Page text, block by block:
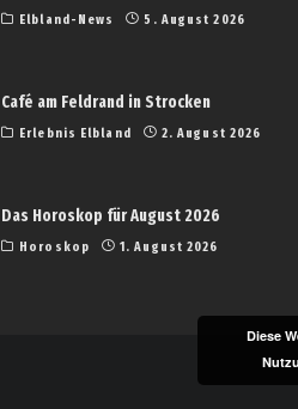
Elbland-News 5. August 2026
Café am Feldrand in Strocken
Erlebnis Elbland 2. August 2026
Das Horoskop für August 2026
Horoskop 1. August 2026
Diese